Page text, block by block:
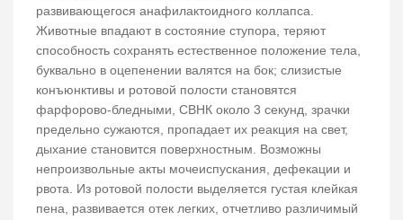
развивающегося анафилактоидного коллапса.
Животные впадают в состояние ступора, теряют
способность сохранять естественное положение тела,
буквально в оцепенении валятся на бок; слизистые
конъюнктивы и ротовой полости становятся
фарфорово-бледными, СВНК около 3 секунд, зрачки
предельно сужаются, пропадает их реакция на свет,
дыхание становится поверхностным. Возможны
непроизвольные акты мочеиспускания, дефекации и
рвота. Из ротовой полости выделяется густая клейкая
пена, развивается отек легких, отчетливо различимый